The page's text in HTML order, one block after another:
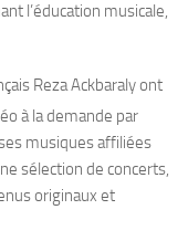
l’éducation musicale,
Reza Ackbaraly ont
à la demande par
musiques affiliées
sélection de concerts,
originaux et